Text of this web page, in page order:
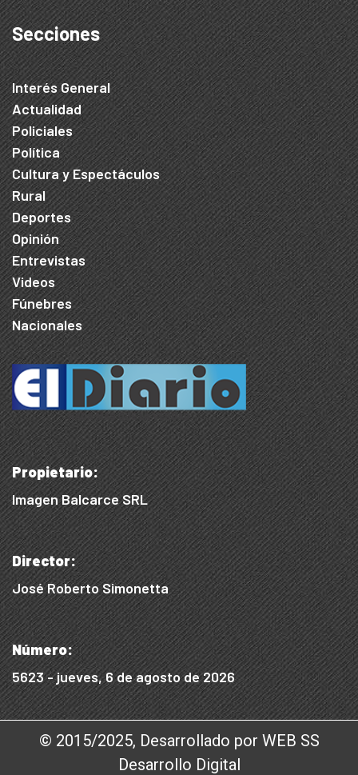
Secciones
Interés General
Actualidad
Policiales
Política
Cultura y Espectáculos
Rural
Deportes
Opinión
Entrevistas
Videos
Fúnebres
Nacionales
Propietario:
Imagen Balcarce SRL
Director:
José Roberto Simonetta
Número:
5623 - jueves, 6 de agosto de 2026
© 2015/2025, Desarrollado por WEB SS
Desarrollo Digital